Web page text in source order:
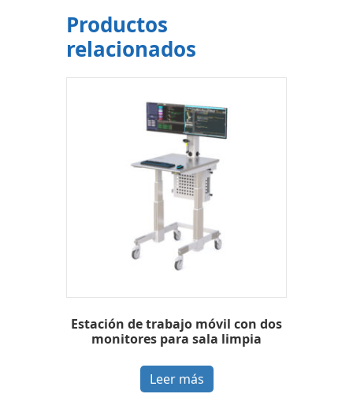
Productos
relacionados
Estación de trabajo móvil con dos
monitores para sala limpia
Leer más